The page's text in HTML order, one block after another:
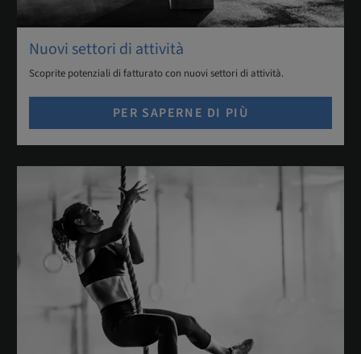
Nuovi settori di attività
Scoprite potenziali di fatturato con nuovi settori di attività.
PER SAPERNE DI PIÙ